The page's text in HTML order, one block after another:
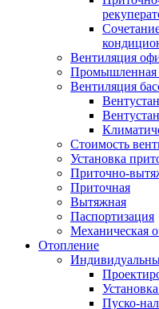
Вентиляция
Промышленная
Вентиляция
Стоимость
Установка
Приточно-
Приточная
Вытяжная
Паспортизация
Механическая
Отопление
Пуско-